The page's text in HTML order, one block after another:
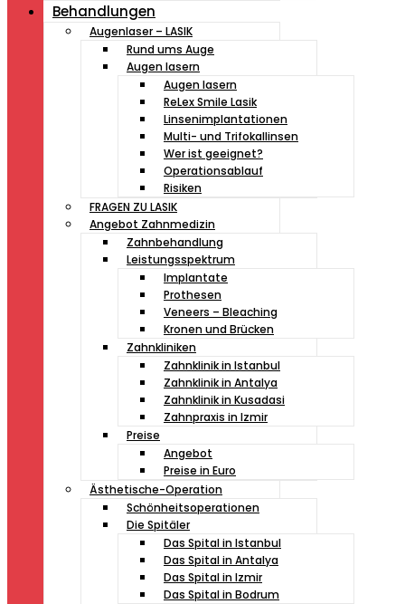
Behandlungen
Augenlaser – LASIK
Rund ums Auge
Augen lasern
Augen lasern
ReLex Smile Lasik
Linsenimplantationen
Multi- und Trifokallinsen
Wer ist geeignet?
Operationsablauf
Risiken
FRAGEN ZU LASIK
Angebot Zahnmedizin
Zahnbehandlung
Leistungsspektrum
Implantate
Prothesen
Veneers – Bleaching
Kronen und Brücken
Zahnkliniken
Zahnklinik in Istanbul
Zahnklinik in Antalya
Zahnklinik in Kusadasi
Zahnpraxis in Izmir
Preise
Angebot
Preise in Euro
Ästhetische-Operation
Schönheitsoperationen
Die Spitäler
Das Spital in Istanbul
Das Spital in Antalya
Das Spital in Izmir
Das Spital in Bodrum